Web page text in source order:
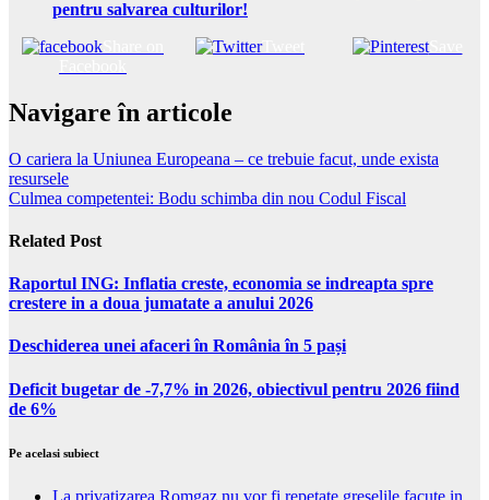
pentru salvarea culturilor!
Tweet Save
Navigare în articole
O cariera la Uniunea Europeana – ce trebuie facut, unde exista
resursele
Culmea competentei: Bodu schimba din nou Codul Fiscal
Related Post
Raportul ING: Inflatia creste, economia se indreapta spre
crestere in a doua jumatate a anului 2026
Deschiderea unei afaceri în România în 5 pași
Deficit bugetar de -7,7% in 2026, obiectivul pentru 2026 fiind
de 6%
Pe acelasi subiect
La privatizarea Romgaz nu vor fi repetate greselile facute in